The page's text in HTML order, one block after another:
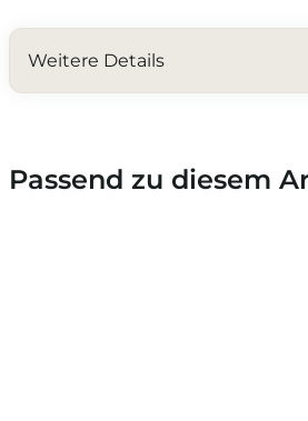
Weitere Details
Passend zu diesem